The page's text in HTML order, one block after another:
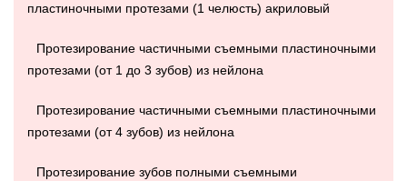
пластиночными протезами (1 челюсть) акриловый
Протезирование частичными съемными пластиночными
протезами (от 1 до 3 зубов) из нейлона
Протезирование частичными съемными пластиночными
протезами (от 4 зубов) из нейлона
Протезирование зубов полными съемными